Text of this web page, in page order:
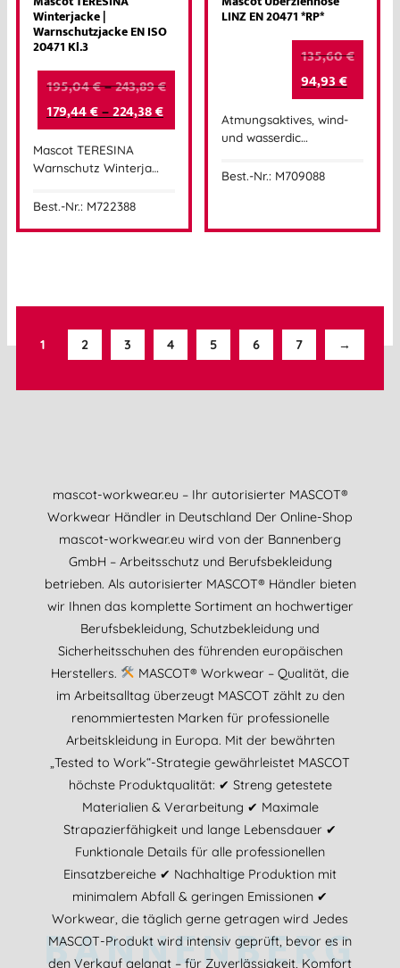
Winterjacke |
Warnschutzjacke EN ISO
20471 Kl.3
195,04€–243,89€
179,44€–224,38€
Mascot TERESINA
Warnschutz Winterja…
Best.-Nr.: M722388
LINZ EN 20471 *RP*
135,60€
94,93€
Atmungsaktives, wind-
und wasserdic…
Best.-Nr.: M709088
1 2 3 4 5 6 7 →
mascot-workwear.eu – Ihr autorisierter MASCOT®
Workwear Händler in Deutschland Der Online-Shop
mascot-workwear.eu wird von der Bannenberg
GmbH – Arbeitsschutz und Berufsbekleidung
betrieben. Als autorisierter MASCOT® Händler bieten
wir Ihnen das komplette Sortiment an hochwertiger
Berufsbekleidung, Schutzbekleidung und
Sicherheitsschuhen des führenden europäischen
Herstellers.
MASCOT® Workwear – Qualität, die
im Arbeitsalltag überzeugt MASCOT zählt zu den
renommiertesten Marken für professionelle
Arbeitskleidung in Europa. Mit der bewährten
„Tested to Work“-Strategie gewährleistet MASCOT
höchste Produktqualität: ✔ Streng getestete
Materialien & Verarbeitung ✔ Maximale
Strapazierfähigkeit und lange Lebensdauer ✔
Funktionale Details für alle professionellen
Einsatzbereiche ✔ Nachhaltige Produktion mit
minimalem Abfall & geringen Emissionen ✔
Workwear, die täglich gerne getragen wird Jedes
MASCOT-Produkt wird intensiv geprüft, bevor es in
den Verkauf gelangt – für Zuverlässigkeit, Komfort
BANNENBERG